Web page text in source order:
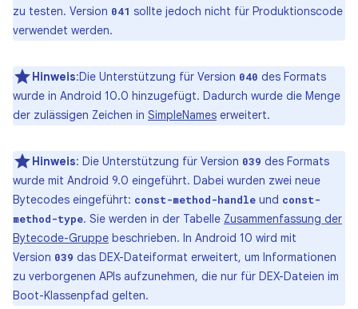
zu testen. Version 041 sollte jedoch nicht für Produktionscode
verwendet werden.
Hinweis:Die Unterstützung für Version 040 des Formats
wurde in Android 10.0 hinzugefügt. Dadurch wurde die Menge
der zulässigen Zeichen in SimpleNames erweitert.
Hinweis: Die Unterstützung für Version 039 des Formats
wurde mit Android 9.0 eingeführt. Dabei wurden zwei neue
Bytecodes eingeführt: const-method-handle und const-
method-type. Sie werden in der Tabelle Zusammenfassung der
Bytecode-Gruppe beschrieben. In Android 10 wird mit
Version 039 das DEX-Dateiformat erweitert, um Informationen
zu verborgenen APIs aufzunehmen, die nur für DEX-Dateien im
Boot-Klassenpfad gelten.